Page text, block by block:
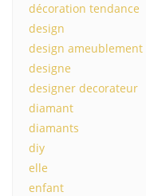
décoration tendance
design
design ameublement
designe
designer decorateur
diamant
diamants
diy
elle
enfant